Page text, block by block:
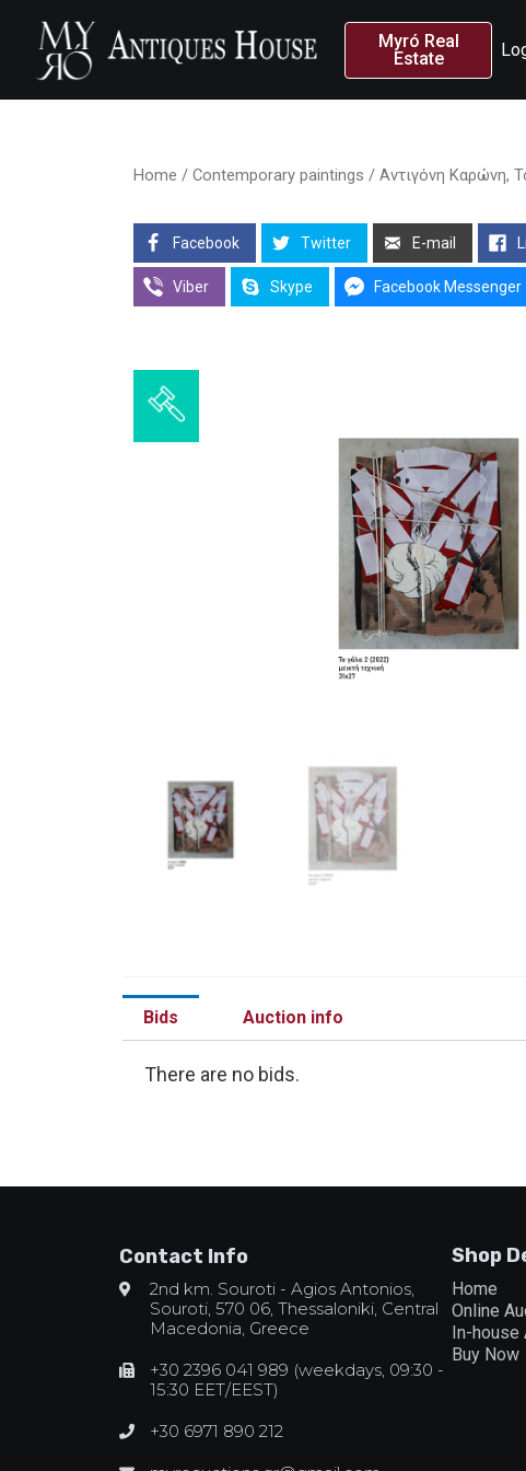
Myró Real
Estate
Home / Contemporary paintings / Αντιγόνη Καρώνη,
Facebook Twitter E-mail
Viber Skype Facebook Messenger
Bids Auction info
There are no bids.
Contact Info
2nd km. Souroti - Agios Antonios,
Souroti, 570 06, Thessaloniki, Central
Macedonia, Greece
+30 2396 041 989 (weekdays, 09:30 -
15:30 EET/EEST)
+30 6971 890 212
Shop
Home
Online
In-house
Buy Now